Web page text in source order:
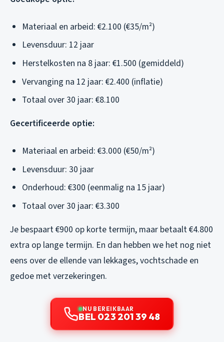
Materiaal en arbeid: €2.100 (€35/m²)
Levensduur: 12 jaar
Herstelkosten na 8 jaar: €1.500 (gemiddeld)
Vervanging na 12 jaar: €2.400 (inflatie)
Totaal over 30 jaar: €8.100
Gecertificeerde optie:
Materiaal en arbeid: €3.000 (€50/m²)
Levensduur: 30 jaar
Onderhoud: €300 (eenmalig na 15 jaar)
Totaal over 30 jaar: €3.300
Je bespaart €900 op korte termijn, maar betaalt €4.800
extra op lange termijn. En dan hebben we het nog niet
eens over de ellende van lekkages, vochtschade en
gedoe met verzekeringen.
NU BEREIKBAAR
BEL 023 201 39 48